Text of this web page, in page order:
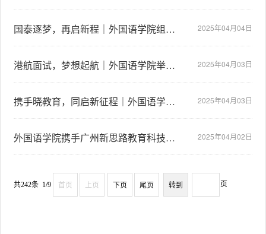
2025年04月04日
国泰逐梦，再启新程｜外国语学院组织国泰航空第二轮面试活动
2025年04月03日
港航面试，梦想起航｜外国语学院举办香港国际航空学院第一轮面试活动
2025年04月03日
携手晓教育，同启新征程｜外国语学院开展星火英语宣讲会
2025年04月02日
外国语学院携手广州新思路教育科技有限公司开展外贸业务培训
共242条 1/9 首页 上页 下页 尾页 页